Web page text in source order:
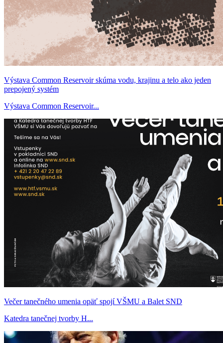
Výstava Common Reservoir skúma vodu, krajinu a telo ako jeden
prepojený systém
Výstava Common Reservoir...
Večer tanečného umenia opäť spojí VŠMU a Balet SND
Katedra tanečnej tvorby H...